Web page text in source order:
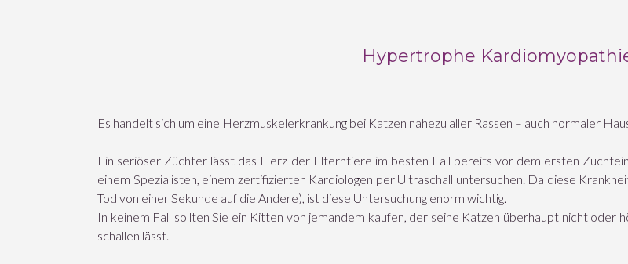
Hypertrophe
Es handelt sich um eine Herzmuskelerkrankung bei Katzen nahezu aller Rassen – auch normaler
Ein seriöser Züchter lässt das Herz der Elterntiere im besten Fall bereits vor dem ersten
einem Spezialisten, einem zertifizierten Kardiologen per Ultraschall untersuchen. Da diese
Tod von einer Sekunde auf die Andere), ist diese Untersuchung enorm wichtig.
In keinem Fall sollten Sie ein Kitten von jemandem kaufen, der seine Katzen überhaupt nicht oder
schallen lässt.